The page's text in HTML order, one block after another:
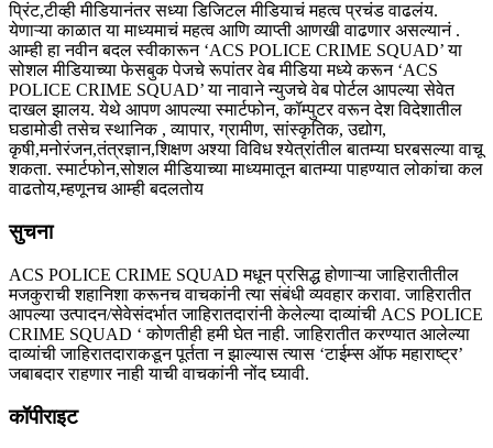
प्रिंट,टीव्ही मीडियानंतर सध्या डिजिटल मीडियाचं महत्व प्रचंड वाढलंय.
येणाऱ्या काळात या माध्यमाचं महत्व आणि व्याप्ती आणखी वाढणार असल्यानं .
आम्ही हा नवीन बदल स्वीकारून ‘ACS POLICE CRIME SQUAD’ या
सोशल मीडियाच्या फेसबुक पेजचे रूपांतर वेब मीडिया मध्ये करून ‘ACS
POLICE CRIME SQUAD’ या नावाने न्युजचे वेब पोर्टल आपल्या सेवेत
दाखल झालय. येथे आपण आपल्या स्मार्टफोन, कॉम्पुटर वरून देश विदेशातील
घडामोडी तसेच स्थानिक , व्यापार, ग्रामीण, सांस्कृतिक, उद्योग,
कृषी,मनोरंजन,तंत्रज्ञान,शिक्षण अश्या विविध श्येत्रांतील बातम्या घरबसल्या वाचू
शकता. स्मार्टफोन,सोशल मीडियाच्या माध्यमातून बातम्या पाहण्यात लोकांचा कल
वाढतोय,म्हणूनच आम्ही बदलतोय
सुचना
ACS POLICE CRIME SQUAD मधून प्रसिद्ध होणाऱ्या जाहिरातीतील
मजकुराची शहानिशा करूनच वाचकांनी त्या संबंधी व्यवहार करावा. जाहिरातीत
आपल्या उत्पादन/सेवेसंदर्भात जाहिरातदारांनी केलेल्या दाव्यांची ACS POLICE
CRIME SQUAD ‘ कोणतीही हमी घेत नाही. जाहिरातीत करण्यात आलेल्या
दाव्यांची जाहिरातदाराकडून पूर्तता न झाल्यास त्यास ‘टाईम्स ऑफ महाराष्ट्र’
जबाबदार राहणार नाही याची वाचकांनी नोंद घ्यावी.
कॉपीराइट